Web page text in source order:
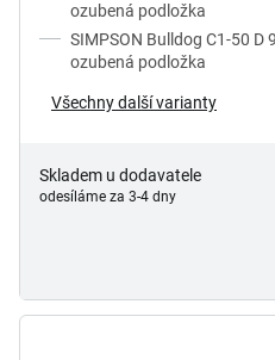
ozubená podložka
SIMPSON Bulldog C1-50
ozubená podložka
Všechny další varianty
Skladem u dodavatele
odesíláme za 3-4 dny